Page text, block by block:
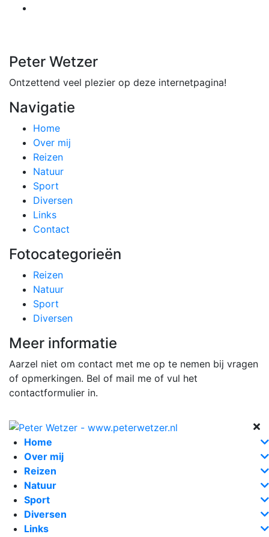
Peter Wetzer
Ontzettend veel plezier op deze internetpagina!
Navigatie
Home
Over mij
Reizen
Natuur
Sport
Diversen
Links
Contact
Fotocategorieën
Reizen
Natuur
Sport
Diversen
Meer informatie
Aarzel niet om contact met me op te nemen bij vragen
of opmerkingen. Bel of mail me of vul het
contactformulier in.
Home
Over mij
Reizen
Natuur
Sport
Diversen
Links